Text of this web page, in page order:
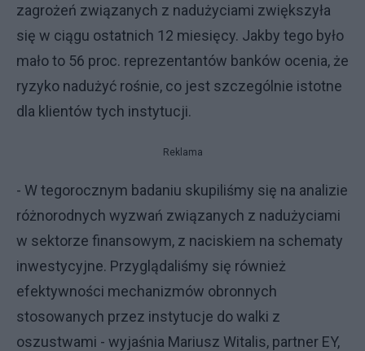
zagrożeń związanych z nadużyciami zwiększyła
się w ciągu ostatnich 12 miesięcy. Jakby tego było
mało to 56 proc. reprezentantów banków ocenia, że
ryzyko nadużyć rośnie, co jest szczególnie istotne
dla klientów tych instytucji.
Reklama
- W tegorocznym badaniu skupiliśmy się na analizie
różnorodnych wyzwań związanych z nadużyciami
w sektorze finansowym, z naciskiem na schematy
inwestycyjne. Przyglądaliśmy się również
efektywności mechanizmów obronnych
stosowanych przez instytucje do walki z
oszustwami - wyjaśnia Mariusz Witalis, partner EY,